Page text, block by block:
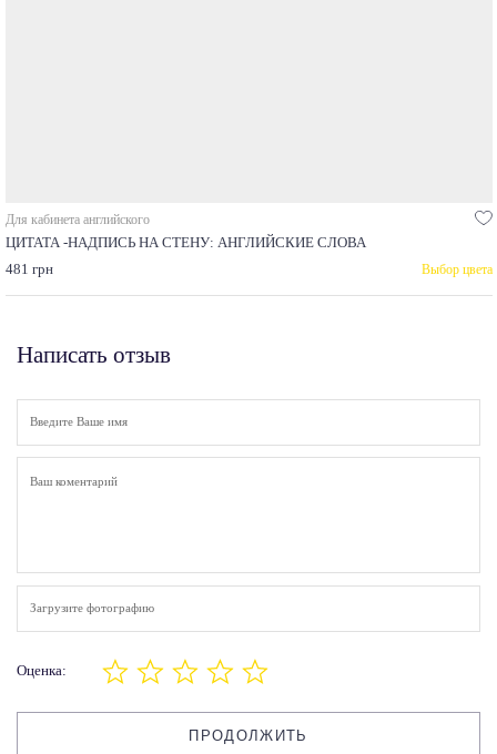
Для кабинета английского
ЦИТАТА -НАДПИСЬ НА СТЕНУ: АНГЛИЙСКИЕ СЛОВА
481 грн
Выбор цвета
Написать отзыв
Загрузите фотографию
Оценка:
ПРОДОЛЖИТЬ